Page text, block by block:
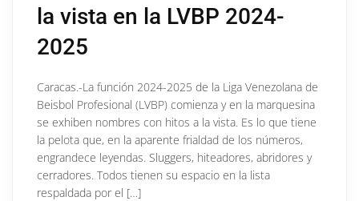
la vista en la LVBP 2024-
2025
Caracas.-La función 2024-2025 de la Liga Venezolana de
Beisbol Profesional (LVBP) comienza y en la marquesina
se exhiben nombres con hitos a la vista. Es lo que tiene
la pelota que, en la aparente frialdad de los números,
engrandece leyendas. Sluggers, hiteadores, abridores y
cerradores. Todos tienen su espacio en la lista
respaldada por el […]